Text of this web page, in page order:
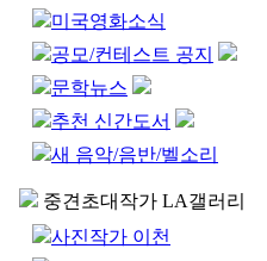
미국영화소식
공모/컨테스트 공지
문학뉴스
추천 신간도서
새 음악/음반/벨소리
중견초대작가 LA갤러리
사진작가 이천